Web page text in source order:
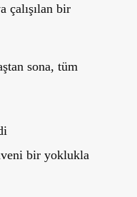
çalışılan bir
sona, tüm
bir yoklukla